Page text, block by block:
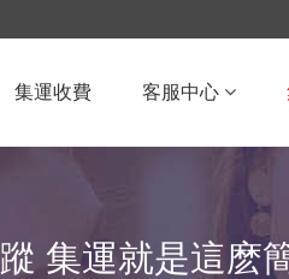
集運收費 客服中心
集運就是這麽